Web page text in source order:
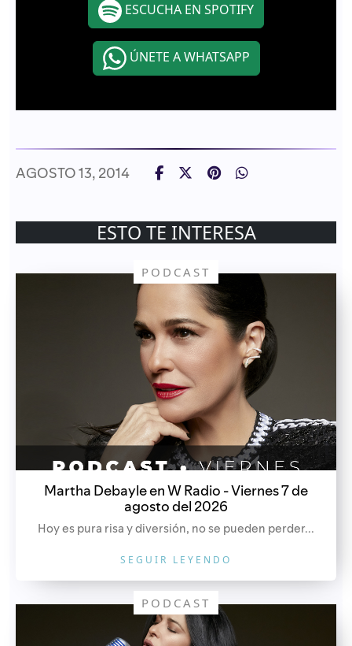
ESCUCHA EN SPOTIFY
ÚNETE A WHATSAPP
AGOSTO 13, 2014
ESTO TE INTERESA
PODCAST
Martha Debayle en W Radio - Viernes 7 de
agosto del 2026
Hoy es pura risa y diversión, no se pueden perder...
SEGUIR LEYENDO
PODCAST